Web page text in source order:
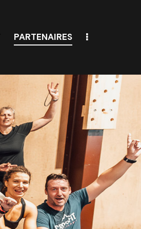
PARTENAIRES
PARTENAIRES